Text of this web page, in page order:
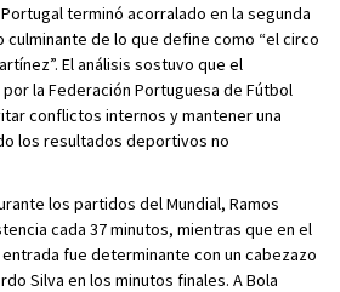
terminó acorralado en la segunda
de lo que define como “el circo
El análisis sostuvo que el
la Federación Portuguesa de Fútbol
conflictos internos y mantener una
los resultados deportivos no
los partidos del Mundial, Ramos
cada 37 minutos, mientras que en el
fue determinante con un cabezazo
Silva en los minutos finales. A Bola